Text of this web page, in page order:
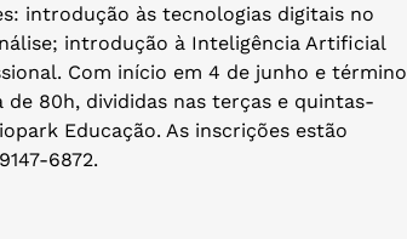
introdução às tecnologias digitais no
introdução à Inteligência Artificial
Com início em 4 de junho e término
80h, divididas nas terças e quintas-
Educação. As inscrições estão
6872.